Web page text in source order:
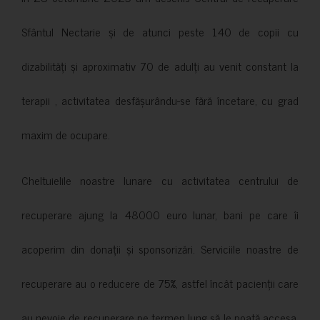
Sfântul Nectarie și de atunci peste 140 de copii cu
dizabilități și aproximativ 70 de adulți au venit constant la
terapii , activitatea desfășurându-se fără încetare, cu grad
maxim de ocupare.
Cheltuielile noastre lunare cu activitatea centrului de
recuperare ajung la 48000 euro lunar, bani pe care îi
acoperim din donații și sponsorizări. Serviciile noastre de
recuperare au o reducere de 75%, astfel încât pacienții care